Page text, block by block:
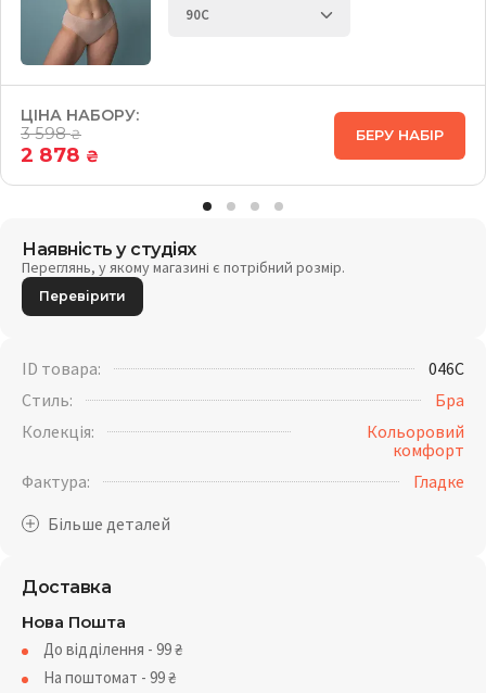
ЦІНА НАБОРУ:
3 598₴
2 878 ₴
БЕРУ НАБІР
Наявність у студіях
Переглянь, у якому магазині є потрібний розмір.
Перевірити
ID товара:
046C
Стиль:
Бра
Колекція:
Кольоровий
комфорт
Фактура:
Гладке
Доставка
Нова Пошта
До відділення - 99₴
На поштомат - 99₴